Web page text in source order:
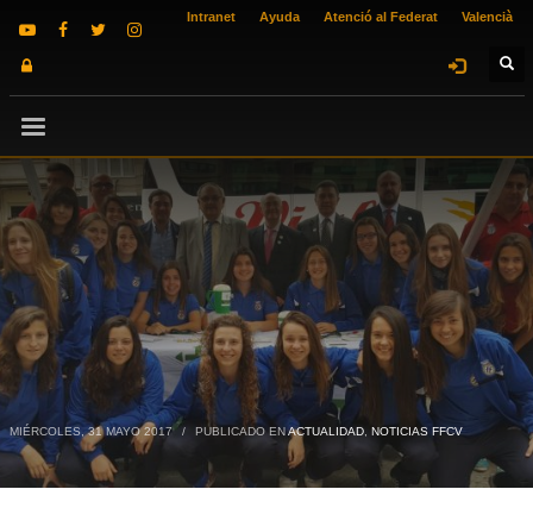
Intranet Ayuda Atenció al Federat Valencià
MIÉRCOLES, 31 MAYO 2017 / PUBLICADO ENACTUALIDAD, NOTICIAS FFCV